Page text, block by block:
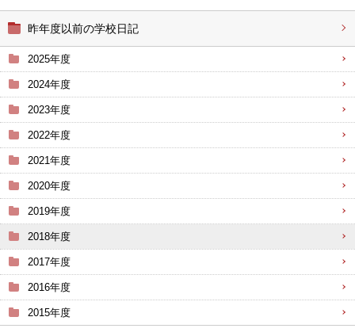
昨年度以前の学校日記
2025年度
2024年度
2023年度
2022年度
2021年度
2020年度
2019年度
2018年度
2017年度
2016年度
2015年度